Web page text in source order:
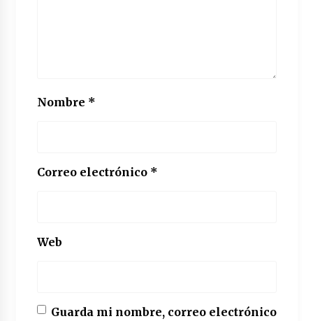
Nombre *
Correo electrónico *
Web
Guarda mi nombre, correo electrónico